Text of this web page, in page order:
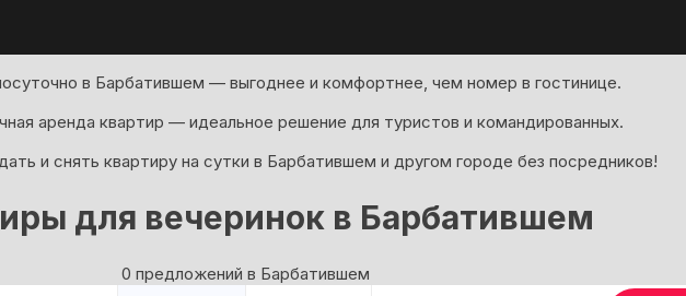
в Барбатившем — выгоднее и комфортнее, чем номер в гостинице.
аренда квартир — идеальное решение для туристов и командированных.
и снять квартиру на сутки в Барбатившем и другом городе без посредников!
для вечеринок в Барбатившем
0 предложений в Барбатившем